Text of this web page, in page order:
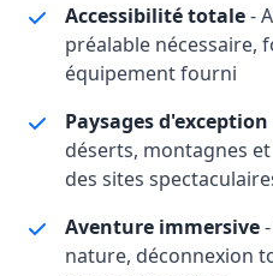
Accessibilité totale-
préalable nécessaire,
équipement fourni
Paysages d'exception
déserts, montagnes
des sites
Aventure immersive
nature, déconnexion